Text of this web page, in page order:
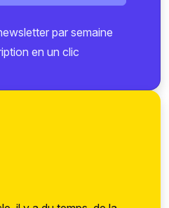
par semaine
en un clic